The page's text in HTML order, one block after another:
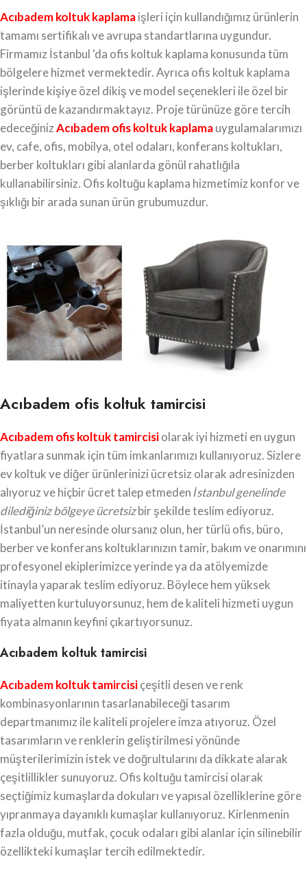
Acıbadem koltuk kaplamaişleri için kullandığımız ürünlerin
tamamı sertifikalı ve avrupa standartlarına uygundur.
Firmamız İstanbul ‘da ofis koltuk kaplama konusunda tüm
bölgelere hizmet vermektedir. Ayrıca ofis koltuk kaplama
işlerinde kişiye özel dikiş ve model seçenekleri ile özel bir
görüntü de kazandırmaktayız. Proje türünüze göre tercih
edeceğinizAcıbadem ofis koltuk kaplamauygulamalarımızı
ev, cafe, ofis, mobilya, otel odaları, konferans koltukları,
berber koltukları gibi alanlarda gönül rahatlığıla
kullanabilirsiniz. Ofis koltuğu kaplama hizmetimiz konfor ve
şıklığı bir arada sunan ürün grubumuzdur.
Acıbadem ofis koltuk tamircisi
Acıbadem ofis koltuk tamircisiolarak iyi hizmeti en uygun
fiyatlara sunmak için tüm imkanlarımızı kullanıyoruz. Sizlere
ev koltuk ve diğer ürünlerinizi ücretsiz olarak adresinizden
alıyoruz ve hiçbir ücret talep etmeden İstanbul genelinde
dilediğiniz bölgeye ücretsizbir şekilde teslim ediyoruz.
İstanbul’un neresinde olursanız olun, her türlü ofis, büro,
berber ve konferans koltuklarınızın tamir, bakım ve onarımını
profesyonel ekiplerimizce yerinde ya da atölyemizde
itinayla yaparak teslim ediyoruz. Böylece hem yüksek
maliyetten kurtuluyorsunuz, hem de kaliteli hizmeti uygun
fiyata almanın keyfini çıkartıyorsunuz.
Acıbadem koltuk tamircisi
Acıbadem koltuk tamircisiçeşitli desen ve renk
kombinasyonlarının tasarlanabileceği tasarım
departmanımız ile kaliteli projelere imza atıyoruz. Özel
tasarımların ve renklerin geliştirilmesi yönünde
müşterilerimizin istek ve doğrultularını da dikkate alarak
çeşitlillikler sunuyoruz. Ofis koltuğu tamircisi olarak
seçtiğimiz kumaşlarda dokuları ve yapısal özelliklerine göre
yıpranmaya dayanıklı kumaşlar kullanıyoruz. Kirlenmenin
fazla olduğu, mutfak, çocuk odaları gibi alanlar için silinebilir
özellikteki kumaşlar tercih edilmektedir.